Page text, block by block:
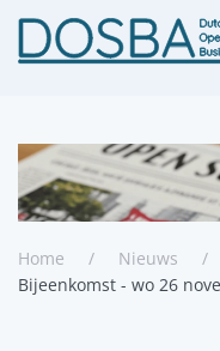
Terug naar
Home Nieuws
Bijeenkomst - wo 26